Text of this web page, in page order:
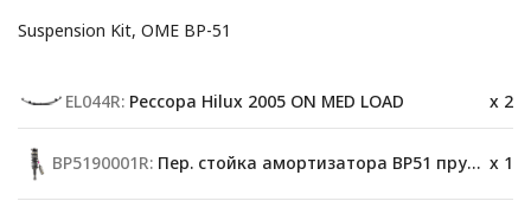
Suspension Kit, OME BP-51
EL044R: Рессора Hilux 2005 ON MED LOAD x 2
BP5190001R: Пер. стойка амортизатора BP51 пружина правая сторона x 1